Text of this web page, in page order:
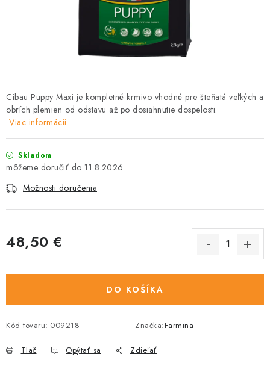
DEZINFEKČNÉ PROSTRIEDKY
VONKAJŠIE VTÁCTVO
GELOREN KĽBOVÁ VÝŽIVA
CHOVATEĽSKÉ POTREBY
Bonusový program
Cibau Puppy Maxi je kompletné krmivo vhodné pre šteňatá veľkých a
obrích plemien od odstavu až po dosiahnutie dospelosti.
Viac informácií
Skladom
11.8.2026
Možnosti doručenia
48,50 €
DO KOŠÍKA
Kód tovaru: 009218 Značka:Farmina
Tlač Opýtať sa Zdieľať